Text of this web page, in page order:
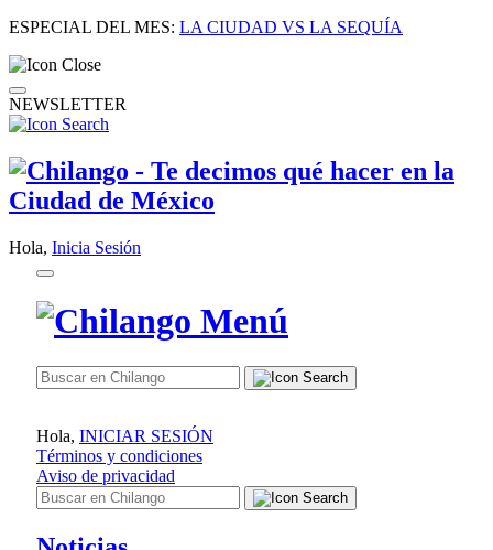
ESPECIAL DEL MES: LA CIUDAD VS LA SEQUÍA
NEWSLETTER
Hola, Inicia Sesión
Hola, INICIAR SESIÓN
Términos y condiciones
Aviso de privacidad